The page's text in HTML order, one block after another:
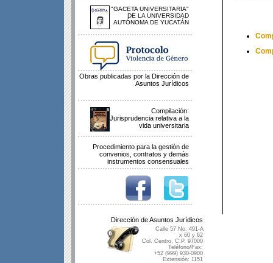
"GACETA UNIVERSITARIA"
DE LA UNIVERSIDAD
AUTÓNOMA DE YUCATÁN
Obras publicadas por la Dirección de
Asuntos Jurídicos
Compilación:
Jurisprudencia relativa a la
vida universitaria
Procedimiento para la gestión de
convenios, contratos y demás
instrumentos consensuales
Dirección de Asuntos Jurídicos
Calle 57 No. 491-A
x 60 y 62
Col. Centro, C.P. 97000
Teléfono/Fax:
+52 (999) 930-0900
Extensión: 1151